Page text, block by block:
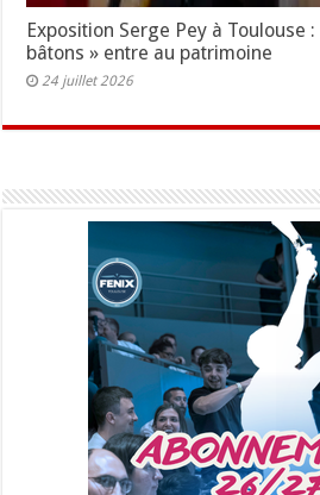
Exposition Serge Pey à Toulouse
bâtons » entre au patrimoine
24 juillet 2026